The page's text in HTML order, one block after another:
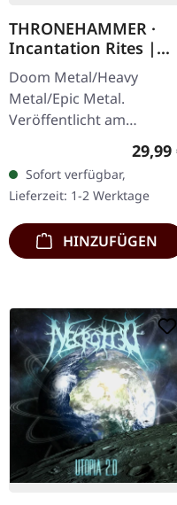
THRONEHAMMER ·
Incantation Rites |
SPLATTER 2LP
Doom Metal/Heavy
Metal/Epic Metal.
Veröffentlicht am
21.10.2022, auf Supreme
Chaos Records. SCR-
exklusives Transparent
Rot/Schwarz/Weiß…
29,99
Sofort verfügbar,
Lieferzeit: 1-2 Werktage
HINZUFÜGEN